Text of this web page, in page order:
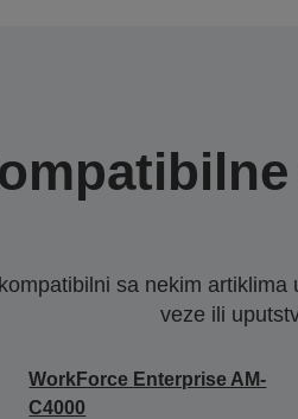
sa nekim
veze ili
WorkForce Enterprise​ AM-
C4000​